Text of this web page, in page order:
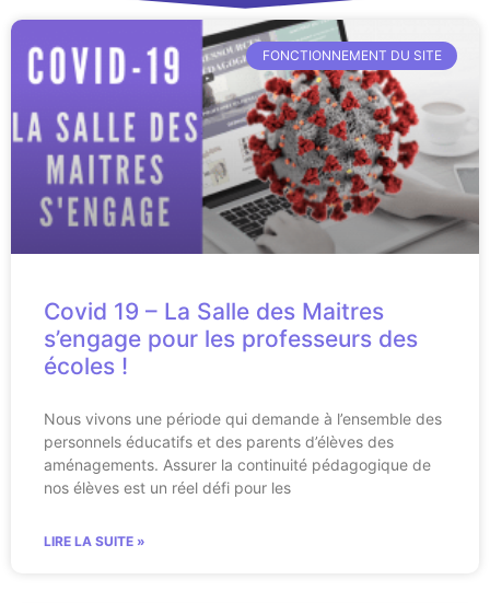
FONCTIONNEMENT DU SITE
Covid 19 – La Salle des Maitres
s’engage pour les professeurs des
écoles !
Nous vivons une période qui demande à l’ensemble des
personnels éducatifs et des parents d’élèves des
aménagements. Assurer la continuité pédagogique de
nos élèves est un réel défi pour les
LIRE LA SUITE »